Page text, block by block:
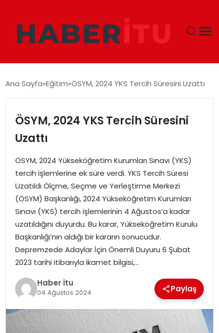
DÜNYA
EKONOMI
TEKNOLOJI
EĞITIM
MAGAZIN
SPOR
YAŞAM
Ana Sayfa Eğitim ÖSYM, 2024 YKS Tercih Süresini Uzattı
ÖSYM, 2024 YKS Tercih Süresini
Uzattı
ÖSYM, 2024 Yükseköğretim Kurumları Sınavı (YKS)
tercih işlemlerine ek süre verdi. YKS Tercih Süresi
Uzatıldı Ölçme, Seçme ve Yerleştirme Merkezi
(ÖSYM) Başkanlığı, 2024 Yükseköğretim Kurumları
Sınavı (YKS) tercih işlemlerinin 4 Ağustos’a kadar
uzatıldığını duyurdu. Bu karar, Yükseköğretim Kurulu
Başkanlığı’nın aldığı bir kararın sonucudur.
Depremzede Adaylar İçin Önemli Duyuru 6 Şubat
2023 tarihi itibarıyla ikamet bilgisi,…
Haber İtu
04 Ağustos 2024 Paylaş